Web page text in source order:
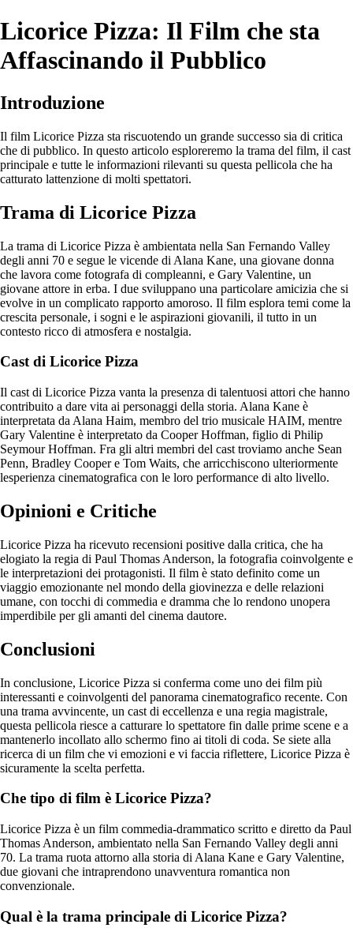
Licorice Pizza: Il Film che sta
Affascinando il Pubblico
Introduzione
Il film Licorice Pizza sta riscuotendo un grande successo sia di critica
che di pubblico. In questo articolo esploreremo la trama del film, il cast
principale e tutte le informazioni rilevanti su questa pellicola che ha
catturato lattenzione di molti spettatori.
Trama di Licorice Pizza
La trama di Licorice Pizza è ambientata nella San Fernando Valley
degli anni 70 e segue le vicende di Alana Kane, una giovane donna
che lavora come fotografa di compleanni, e Gary Valentine, un
giovane attore in erba. I due sviluppano una particolare amicizia che si
evolve in un complicato rapporto amoroso. Il film esplora temi come la
crescita personale, i sogni e le aspirazioni giovanili, il tutto in un
contesto ricco di atmosfera e nostalgia.
Cast di Licorice Pizza
Il cast di Licorice Pizza vanta la presenza di talentuosi attori che hanno
contribuito a dare vita ai personaggi della storia. Alana Kane è
interpretata da Alana Haim, membro del trio musicale HAIM, mentre
Gary Valentine è interpretato da Cooper Hoffman, figlio di Philip
Seymour Hoffman. Fra gli altri membri del cast troviamo anche Sean
Penn, Bradley Cooper e Tom Waits, che arricchiscono ulteriormente
lesperienza cinematografica con le loro performance di alto livello.
Opinioni e Critiche
Licorice Pizza ha ricevuto recensioni positive dalla critica, che ha
elogiato la regia di Paul Thomas Anderson, la fotografia coinvolgente e
le interpretazioni dei protagonisti. Il film è stato definito come un
viaggio emozionante nel mondo della giovinezza e delle relazioni
umane, con tocchi di commedia e dramma che lo rendono unopera
imperdibile per gli amanti del cinema dautore.
Conclusioni
In conclusione, Licorice Pizza si conferma come uno dei film più
interessanti e coinvolgenti del panorama cinematografico recente. Con
una trama avvincente, un cast di eccellenza e una regia magistrale,
questa pellicola riesce a catturare lo spettatore fin dalle prime scene e a
mantenerlo incollato allo schermo fino ai titoli di coda. Se siete alla
ricerca di un film che vi emozioni e vi faccia riflettere, Licorice Pizza è
sicuramente la scelta perfetta.
Che tipo di film è Licorice Pizza?
Licorice Pizza è un film commedia-drammatico scritto e diretto da Paul
Thomas Anderson, ambientato nella San Fernando Valley degli anni
70. La trama ruota attorno alla storia di Alana Kane e Gary Valentine,
due giovani che intraprendono unavventura romantica non
convenzionale.
Qual è la trama principale di Licorice Pizza?